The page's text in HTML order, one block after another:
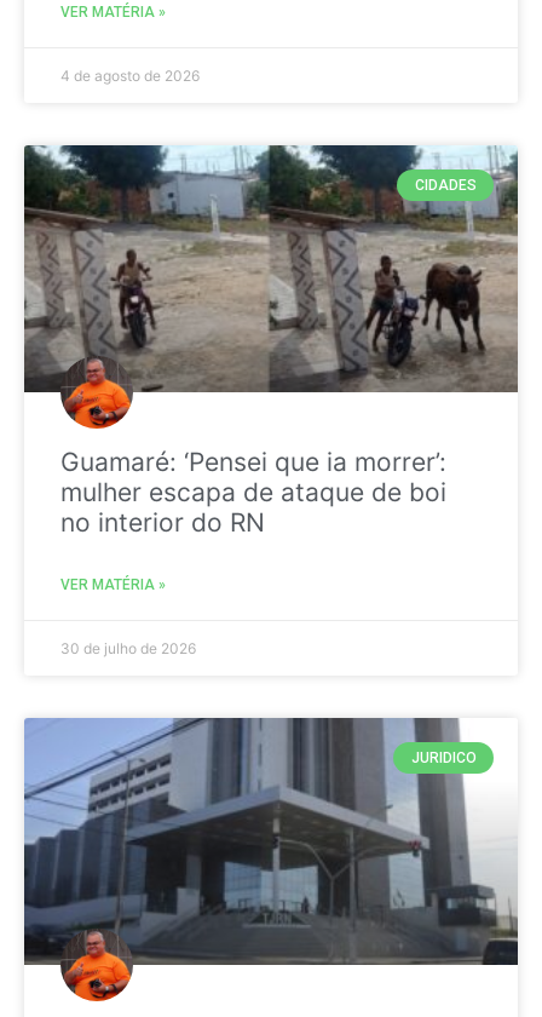
VER MATÉRIA »
4 de agosto de 2026
CIDADES
Guamaré: ‘Pensei que ia morrer’:
mulher escapa de ataque de boi
no interior do RN
VER MATÉRIA »
30 de julho de 2026
JURIDICO